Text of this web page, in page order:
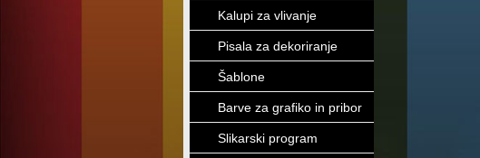
Kalupi za vlivanje
Pisala za dekoriranje
Šablone
Barve za grafiko in pribor
Slikarski program